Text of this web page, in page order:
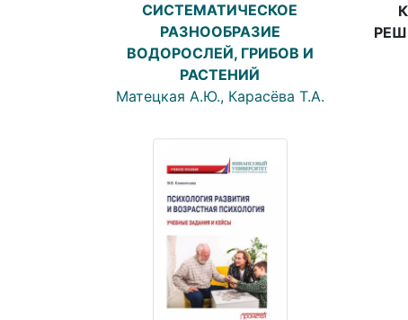
СИСТЕМАТИЧЕСКОЕ
РАЗНООБРАЗИЕ
ВОДОРОСЛЕЙ, ГРИБОВ И
РАСТЕНИЙ
Матецкая А.Ю., Карасёва Т.А.